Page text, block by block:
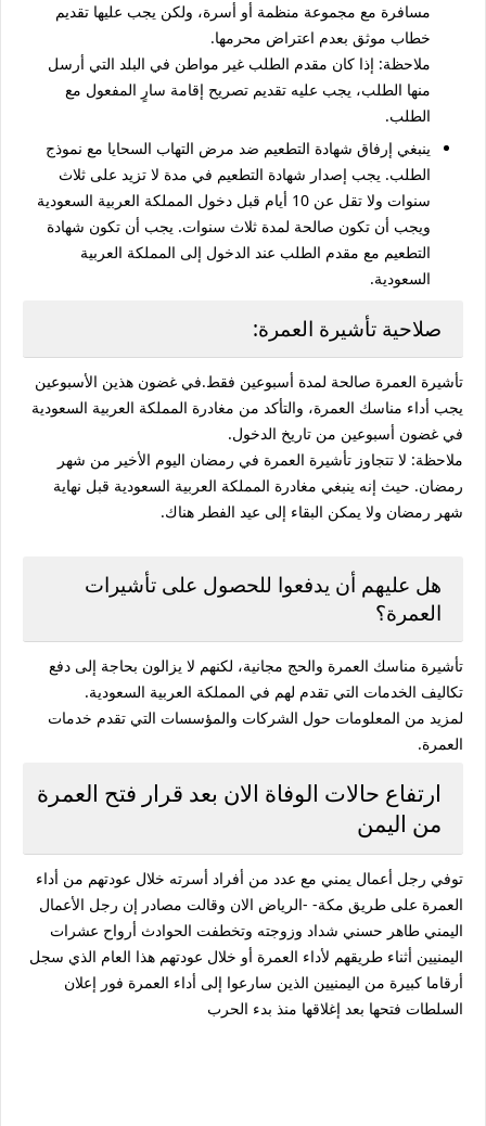
مسافرة مع مجموعة منظمة أو أسرة، ولكن يجب عليها تقديم
خطاب موثق بعدم اعتراض محرمها.
ملاحظة: إذا كان مقدم الطلب غير مواطن في البلد التي أرسل
منها الطلب، يجب عليه تقديم تصريح إقامة سارٍ المفعول مع
الطلب.
ينبغي إرفاق شهادة التطعيم ضد مرض التهاب السحايا مع نموذج
الطلب. يجب إصدار شهادة التطعيم في مدة لا تزيد على ثلاث
سنوات ولا تقل عن 10 أيام قبل دخول المملكة العربية السعودية
ويجب أن تكون صالحة لمدة ثلاث سنوات. يجب أن تكون شهادة
التطعيم مع مقدم الطلب عند الدخول إلى المملكة العربية
السعودية.
صلاحية تأشيرة العمرة:
تأشيرة العمرة صالحة لمدة أسبوعين فقط.في غضون هذين الأسبوعين
يجب أداء مناسك العمرة، والتأكد من مغادرة المملكة العربية السعودية
في غضون أسبوعين من تاريخ الدخول.
ملاحظة: لا تتجاوز تأشيرة العمرة في رمضان اليوم الأخير من شهر
رمضان. حيث إنه ينبغي مغادرة المملكة العربية السعودية قبل نهاية
شهر رمضان ولا يمكن البقاء إلى عيد الفطر هناك.
هل عليهم أن يدفعوا للحصول على تأشيرات
العمرة؟
تأشيرة مناسك العمرة والحج مجانية، لكنهم لا يزالون بحاجة إلى دفع
تكاليف الخدمات التي تقدم لهم في المملكة العربية السعودية.
لمزيد من المعلومات حول الشركات والمؤسسات التي تقدم خدمات
العمرة.
ارتفاع حالات الوفاة الان بعد قرار فتح العمرة
من اليمن
توفي رجل أعمال يمني مع عدد من أفراد أسرته خلال عودتهم من أداء
العمرة على طريق مكة- -الرياض الان وقالت مصادر إن رجل الأعمال
اليمني طاهر حسني شداد وزوجته وتخطفت الحوادث أرواح عشرات
اليمنيين أثناء طريقهم لأداء العمرة أو خلال عودتهم هذا العام الذي سجل
أرقاما كبيرة من اليمنيين الذين سارعوا إلى أداء العمرة فور إعلان
السلطات فتحها بعد إغلاقها منذ بدء الحرب